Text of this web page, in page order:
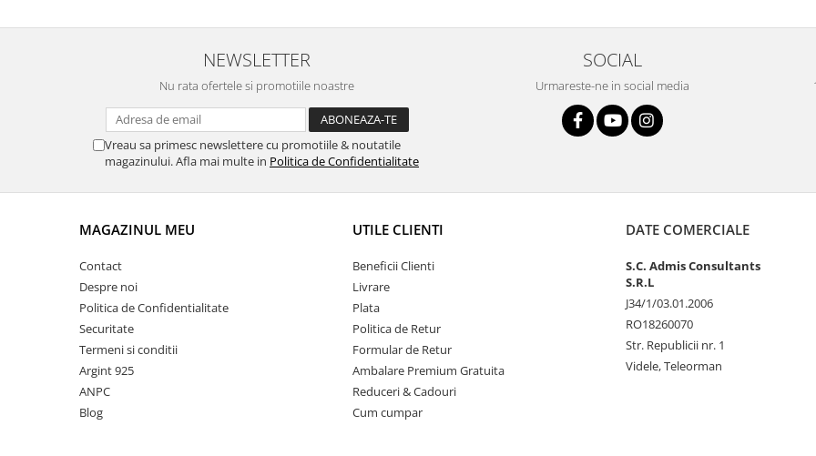
NEWSLETTER
Nu rata ofertele si promotiile noastre
Vreau sa primesc newslettere cu promotiile & noutatile
magazinului. Afla mai multe in Politica de Confidentialitate
SOCIAL
Urmareste-ne in social media
MAGAZINUL MEU
Contact
Despre noi
Politica de Confidentialitate
Securitate
Termeni si conditii
Argint 925
ANPC
Blog
UTILE CLIENTI
Beneficii Clienti
Livrare
Plata
Politica de Retur
Formular de Retur
Ambalare Premium Gratuita
Reduceri & Cadouri
Cum cumpar
DATE COMERCIALE
S.C. Admis Consultants
S.R.L
J34/1/03.01.2006
RO18260070
Str. Republicii nr. 1
Videle, Teleorman